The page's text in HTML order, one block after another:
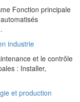
Fonction principale
industrie
et le contrôle
: Installer,
et production